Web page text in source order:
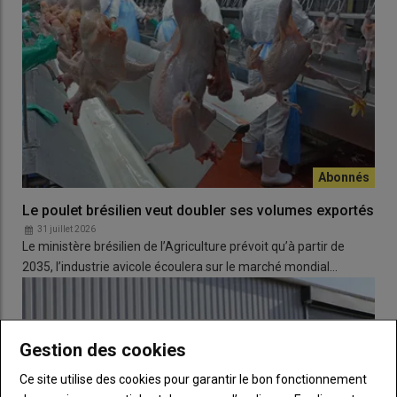
Le poulet brésilien veut doubler ses volumes exportés
31 juillet 2026
Le ministère brésilien de l’Agriculture prévoit qu’à partir de
2035, l’industrie avicole écoulera sur le marché mondial…
Gestion des cookies
Ce site utilise des cookies pour garantir le bon fonctionnement